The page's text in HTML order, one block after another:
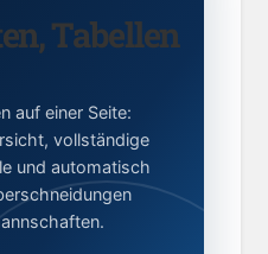
Tabellen
auf einer Seite:
vollständige
und automatisch